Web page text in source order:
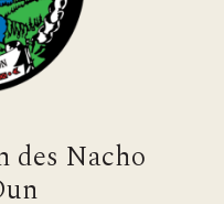
des Nacho